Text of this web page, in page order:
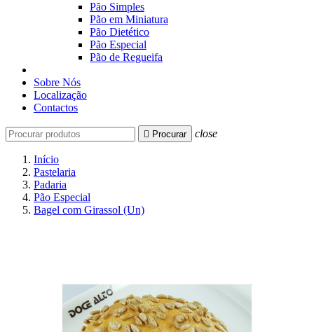
Pão Simples
Pão em Miniatura
Pão Dietético
Pão Especial
Pão de Regueifa
Sobre Nós
Localização
Contactos
 Procurar close
Início
Pastelaria
Padaria
Pão Especial
Bagel com Girassol (Un)